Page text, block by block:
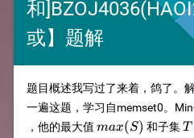
和
或】题解
题目概述我写过了来着，鸽了。
一遍这题，学习自memset0。
，他的最大值 max(S)
max(S) 和子集T
T